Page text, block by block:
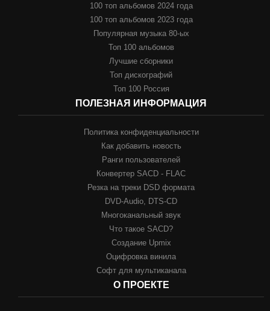
100 топ альбомов 2024 года
100 топ альбомов 2023 года
Популярная музыка 80-ых
Топ 100 альбомов
Лучшие сборники
Топ дискографий
Топ 100 Россия
ПОЛЕЗНАЯ ИНФОРМАЦИЯ
Политика конфиденциальности
Как добавить новость
Ранги пользователей
Конвертер SACD - FLAC
Резка на треки DSD формата
DVD-Audio, DTS-CD
Многоканальный звук
Что такое SACD?
Создание Upmix
Оцифровка винила
Софт для мультиканала
О ПРОЕКТЕ